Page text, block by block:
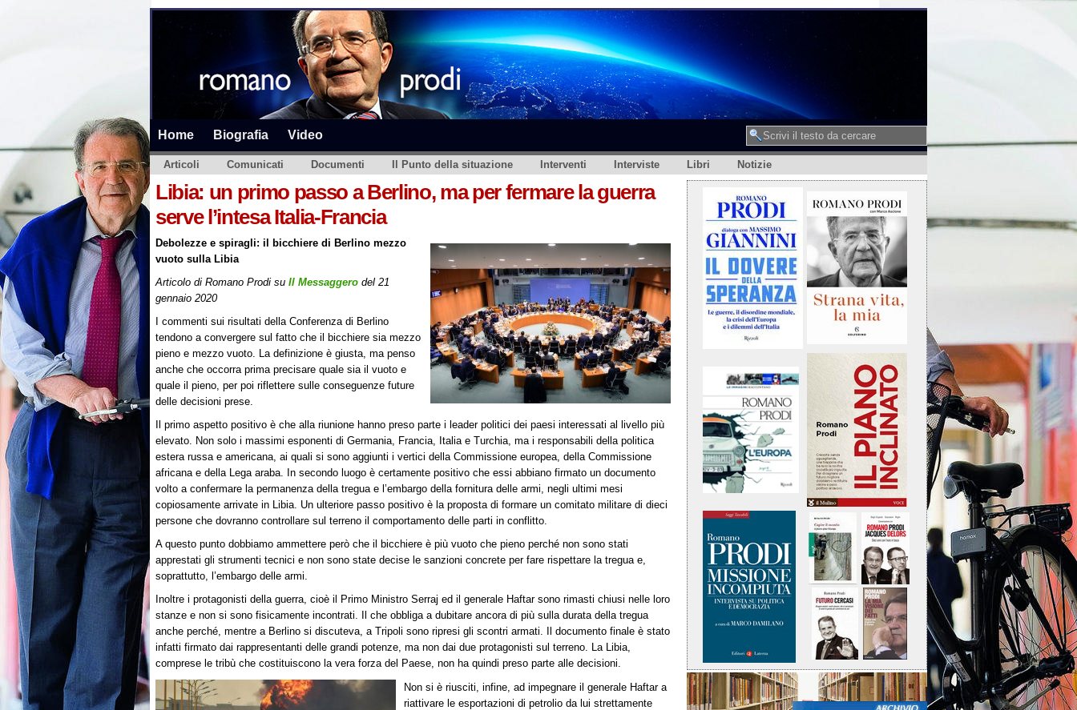
Home Biografia Video
Articoli Comunicati Documenti Il Punto della situazione Interventi Interviste Libri Notizie
Libia: un primo passo a Berlino, ma per fermare la guerra
serve l’intesa Italia-Francia
Debolezze e spiragli: il bicchiere di Berlino mezzo
vuoto sulla Libia
Articolo di Romano Prodi su Il Messaggero del 21
gennaio 2020
I commenti sui risultati della Conferenza di Berlino
tendono a convergere sul fatto che il bicchiere sia mezzo
pieno e mezzo vuoto. La definizione è giusta, ma penso
anche che occorra prima precisare quale sia il vuoto e
quale il pieno, per poi riflettere sulle conseguenze future
delle decisioni prese.
Il primo aspetto positivo è che alla riunione hanno preso parte i leader politici dei paesi interessati al livello più
elevato. Non solo i massimi esponenti di Germania, Francia, Italia e Turchia, ma i responsabili della politica
estera russa e americana, ai quali si sono aggiunti i vertici della Commissione europea, della Commissione
africana e della Lega araba. In secondo luogo è certamente positivo che essi abbiano firmato un documento
volto a confermare la permanenza della tregua e l’embargo della fornitura delle armi, negli ultimi mesi
copiosamente arrivate in Libia. Un ulteriore passo positivo è la proposta di formare un comitato militare di dieci
persone che dovranno controllare sul terreno il comportamento delle parti in conflitto.
A questo punto dobbiamo ammettere però che il bicchiere è più vuoto che pieno perché non sono stati
apprestati gli strumenti tecnici e non sono state decise le sanzioni concrete per fare rispettare la tregua e,
soprattutto, l’embargo delle armi.
Inoltre i protagonisti della guerra, cioè il Primo Ministro Serraj ed il generale Haftar sono rimasti chiusi nelle loro
stanze e non si sono fisicamente incontrati. Il che obbliga a dubitare ancora di più sulla durata della tregua
anche perché, mentre a Berlino si discuteva, a Tripoli sono ripresi gli scontri armati. Il documento finale è stato
infatti firmato dai rappresentanti delle grandi potenze, ma non dai due protagonisti sul terreno. La Libia,
comprese le tribù che costituiscono la vera forza del Paese, non ha quindi preso parte alle decisioni.
Non si è riusciti, infine, ad impegnare il generale Haftar a
riattivare le esportazioni di petrolio da lui strettamente